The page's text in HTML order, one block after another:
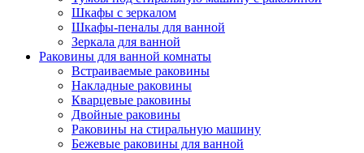
Шкафы с зеркалом
Шкафы-пеналы для ванной
Зеркала для ванной
Раковины для ванной комнаты
Встраиваемые раковины
Накладные раковины
Кварцевые раковины
Двойные раковины
Раковины на стиральную машину
Бежевые раковины для ванной